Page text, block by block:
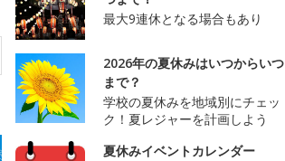
最大9連休となる場合もあり
2026年の夏休みはいつからいつ
まで？
学校の夏休みを地域別にチェッ
ク！夏レジャーを計画しよう
夏休みイベントカレンダー